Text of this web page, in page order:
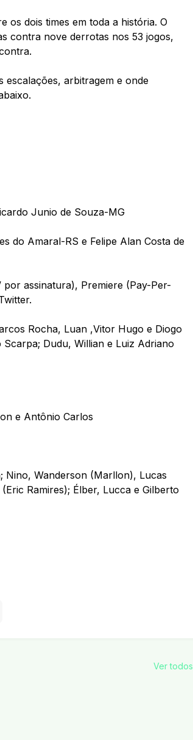
os dois times em toda a história. O
contra nove derrotas nos 53 jogos,
arbitragem e onde
Junio de Souza-MG
do Amaral-RS e Felipe Alan Costa de
assinatura), Premiere (Pay-Per-
Rocha, Luan ,Vitor Hugo e Diogo
Dudu, Willian e Luiz Adriano
e Antônio Carlos
Nino, Wanderson (Marllon), Lucas
Ramires); Élber, Lucca e Gilberto
Ver todos